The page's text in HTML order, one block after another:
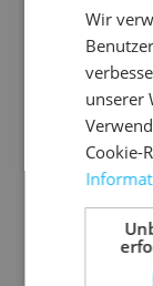
robusten
perfekt
stabile
für 12
und
Wir
unserer
Cookie-